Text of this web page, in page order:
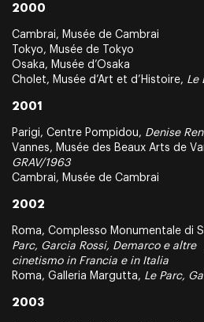
2000
Cambrai, Musée de Cambrai
Tokyo, Musée de Tokyo
Osaka, Musée d’Osaka
Cholet, Musée d’Art et d’Histoire, Le
2001
Parigi, Centre Pompidou, Denise
Vannes, Musée des Beaux Arts de
GRAV/1963
Cambrai, Musée de Cambrai
2002
Roma, Complesso Monumentale di
Parc, Garcia Rossi, Demarco e
cinetismo in Francia e in Italia
Roma, Galleria Margutta, Le Parc,
2003